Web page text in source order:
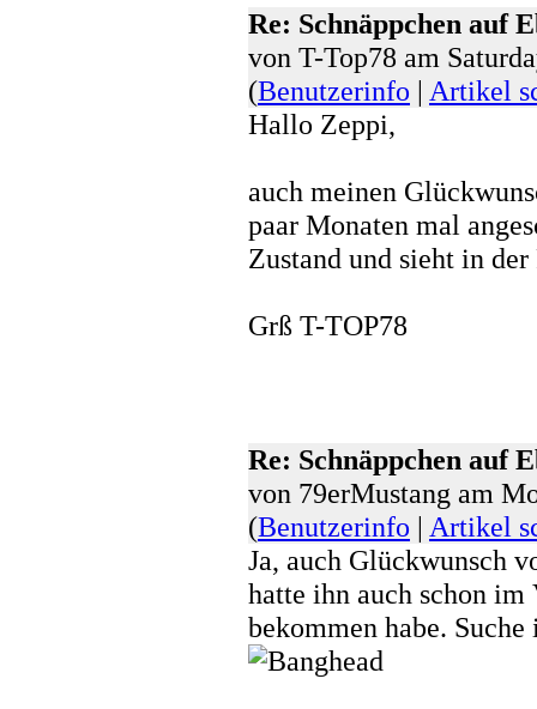
Re: Schnäppchen auf
von T-Top78 am
(Benutzerinfo | Artikel
Hallo Zeppi,
auch meinen
paar Monaten mal
Zustand und sieht in der
Grß T-TOP78
Re: Schnäppchen auf
von 79erMustang am
(Benutzerinfo | Artikel
Ja, auch Glückwunsch
hatte ihn auch schon
bekommen habe.